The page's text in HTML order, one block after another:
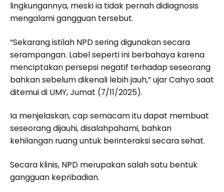
lingkungannya, meski ia tidak pernah didiagnosis
mengalami gangguan tersebut.
“Sekarang istilah NPD sering digunakan secara
serampangan. Label seperti ini berbahaya karena
menciptakan persepsi negatif terhadap seseorang
bahkan sebelum dikenali lebih jauh,” ujar Cahyo saat
ditemui di UMY, Jumat (7/11/2025).
Ia menjelaskan, cap semacam itu dapat membuat
seseorang dijauhi, disalahpahami, bahkan
kehilangan ruang untuk berinteraksi secara sehat.
Secara klinis, NPD merupakan salah satu bentuk
gangguan kepribadian.